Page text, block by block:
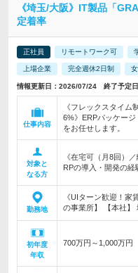
《埼玉/大阪》IT製品「
定着率
正社員 リモートワーク可
上場企業 完全週休2日制
情報更新日：2026/07/24 終了予定
仕事内容
《フレックスタイム
6%》ERPパッケー
をお任せします。
対象と
なる方
《在宅可（月8回）
RPの導入・開発の
勤務地
《UIターン歓迎！家
の事業所】 【本社】
初年度
年収
700万円～1,000万円